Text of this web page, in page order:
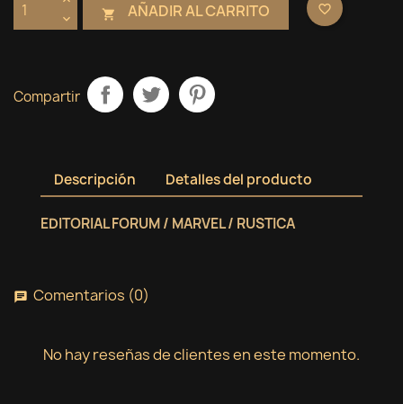
 AÑADIR AL CARRITO favorite_border
Compartir
Descripción Detalles del producto
EDITORIAL FORUM / MARVEL / RUSTICA
chat Comentarios (0)
No hay reseñas de clientes en este momento.